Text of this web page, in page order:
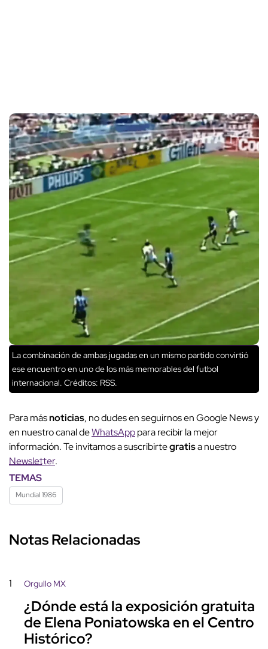
La combinación de ambas jugadas en un mismo partido convirtió
ese encuentro en uno de los más memorables del futbol
internacional. Créditos: RSS.
Para másnoticias, no dudes en seguirnos en Google News y
en nuestro canal deWhatsApppara recibir la mejor
información. Te invitamos a suscribirtegratisa nuestro
Newsletter.
TEMAS
Mundial 1986
Notas Relacionadas
1 Orgullo MX
¿Dónde está la exposición gratuita
de Elena Poniatowska en el Centro
Histórico?